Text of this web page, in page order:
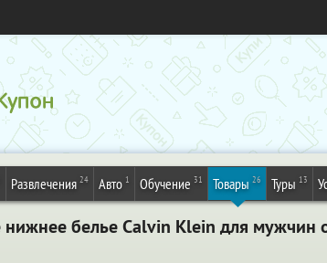
Развлечения 24 Авто 1 Обучение 31 Товары 26 Туры 13
белье Calvin Klein для мужчин